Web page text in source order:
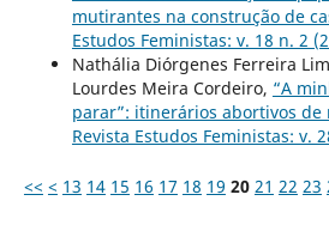
mutirantes na construção de
Estudos Feministas: v. 18 n. 2
Nathália Diórgenes Ferreira
Lourdes Meira Cordeiro, “A
parar”: itinerários abortivos de
Revista Estudos Feministas: v.
<< < 13 14 15 16 17 18 19 20 21 22 23